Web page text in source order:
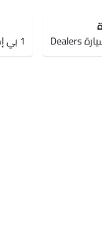
1 بي إم دبليو سيارة Dealers